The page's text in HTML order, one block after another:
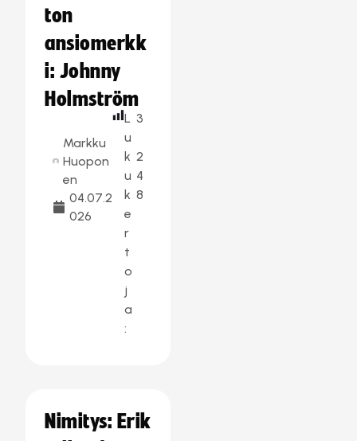
ton
ansiomerkk
i: Johnny
Holmström
Markku
Huopon
en
04.07.2
026
L
u
k
u
k
e
r
t
o
j
a
:
3
2
4
8
Nimitys: Erik